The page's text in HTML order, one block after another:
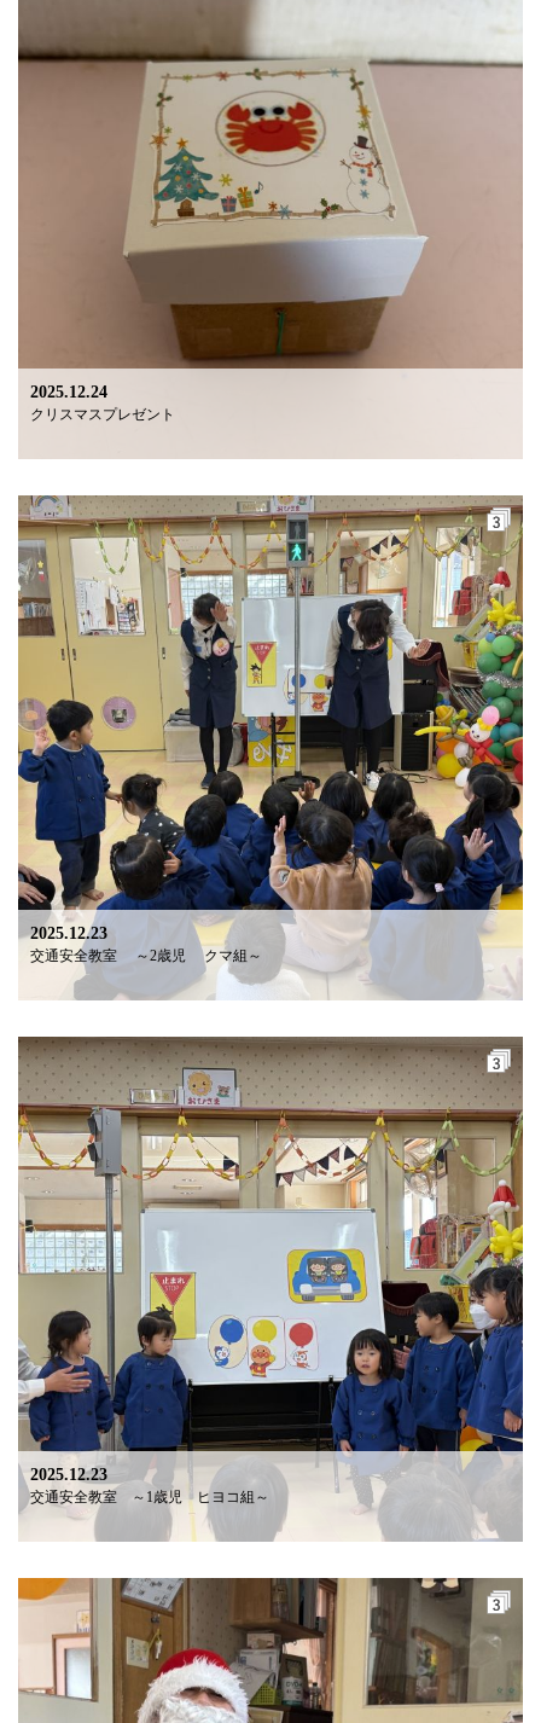
2025.12.24
クリスマスプレゼント
2025.12.23
交通安全教室 ～2歳児 クマ組～
2025.12.23
交通安全教室 ～1歳児 ヒヨコ組～